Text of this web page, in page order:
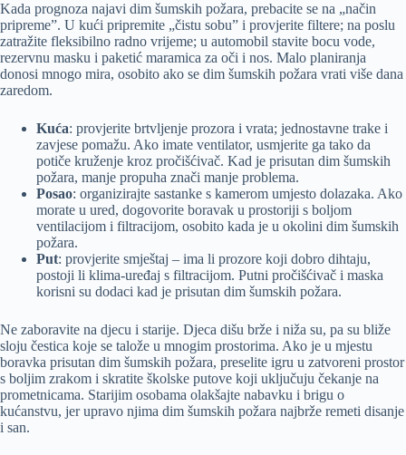
Kada prognoza najavi dim šumskih požara, prebacite se na „način
pripreme”. U kući pripremite „čistu sobu” i provjerite filtere; na poslu
zatražite fleksibilno radno vrijeme; u automobil stavite bocu vode,
rezervnu masku i paketić maramica za oči i nos. Malo planiranja
donosi mnogo mira, osobito ako se dim šumskih požara vrati više dana
zaredom.
Kuća: provjerite brtvljenje prozora i vrata; jednostavne trake i
zavjese pomažu. Ako imate ventilator, usmjerite ga tako da
potiče kruženje kroz pročišćivač. Kad je prisutan dim šumskih
požara, manje propuha znači manje problema.
Posao: organizirajte sastanke s kamerom umjesto dolazaka. Ako
morate u ured, dogovorite boravak u prostoriji s boljom
ventilacijom i filtracijom, osobito kada je u okolini dim šumskih
požara.
Put: provjerite smještaj – ima li prozore koji dobro dihtaju,
postoji li klima-uređaj s filtracijom. Putni pročišćivač i maska
korisni su dodaci kad je prisutan dim šumskih požara.
Ne zaboravite na djecu i starije. Djeca dišu brže i niža su, pa su bliže
sloju čestica koje se talože u mnogim prostorima. Ako je u mjestu
boravka prisutan dim šumskih požara, preselite igru u zatvoreni prostor
s boljim zrakom i skratite školske putove koji uključuju čekanje na
prometnicama. Starijim osobama olakšajte nabavku i brigu o
kućanstvu, jer upravo njima dim šumskih požara najbrže remeti disanje
i san.